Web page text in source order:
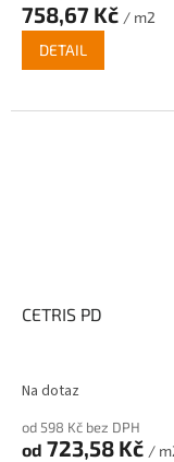
758,67 Kč / m2
DETAIL
CETRIS PD
Na dotaz
od 598 Kč bez DPH
od 723,58 Kč /